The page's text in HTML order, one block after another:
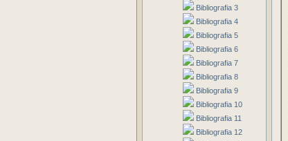
Bibliografia 3
Bibliografia 4
Bibliografia 5
Bibliografia 6
Bibliografia 7
Bibliografia 8
Bibliografia 9
Bibliografia 10
Bibliografia 11
Bibliografia 12